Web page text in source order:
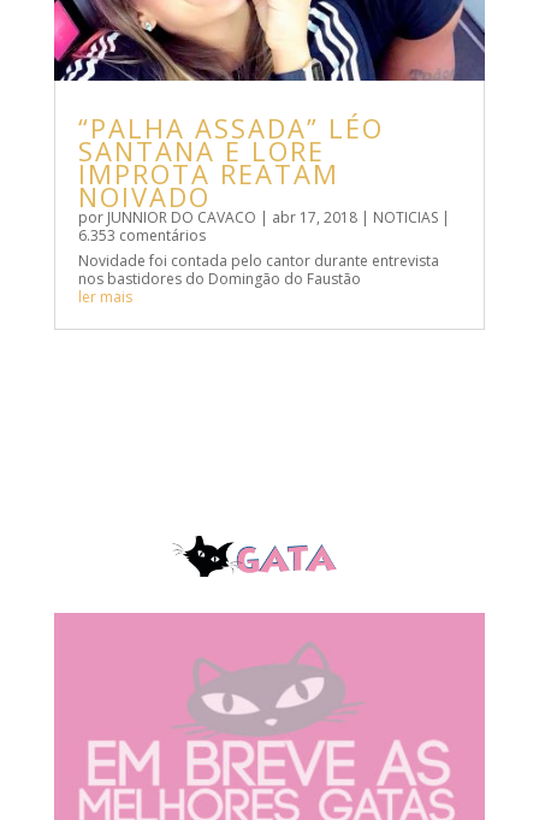
“PALHA ASSADA” LÉO
SANTANA E LORE
IMPROTA REATAM
NOIVADO
por JUNNIOR DO CAVACO | abr 17, 2018| NOTICIAS|
6.353 comentários
Novidade foi contada pelo cantor durante entrevista
nos bastidores do Domingão do Faustão
ler mais